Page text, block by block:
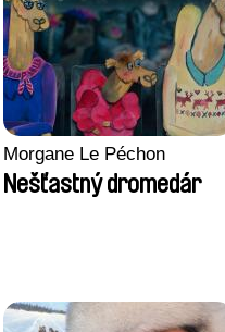
Morgane Le Péchon
Nešťastný dromedár